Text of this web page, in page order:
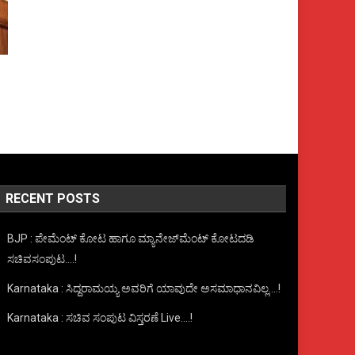
RECENT POSTS
BJP : ಪೇಮೆಂಟ್ ಕೋಟ ಹಾಗೂ ಮ್ಯಾನೇಜ್‍ಮೆಂಟ್ ಕೋಟದಡಿ
ಸಚಿವಸಂಪುಟ….!
Karnataka : ಸಿದ್ದರಾಮಯ್ಯ ಅವರಿಗೆ ಯಾವುದೇ ಅಸಮಾಧಾನವಿಲ್ಲ….!
Karnataka : ಸಚಿವ ಸಂಪುಟ ವಿಸ್ತರಣೆ Live….!